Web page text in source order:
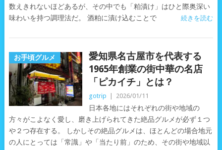
数えきれないほどあるが、その中でも「粕漬け」はひと際奥深い
味わいを持つ調理法だ。 酒粕に漬け込むことで
続きを読む
お手頃グルメ
愛知県名古屋市を代表する
1965年創業の街中華の名店
「ピカイチ」とは？
gotrip 2026/01/11
日本各地にはそれぞれの街や地域の
方々がこよなく愛し、磨き上げられてきた絶品グルメが必ず１つ
や２つ存在する。 しかしその絶品グルメは、ほとんどの場合地元
の人にとっては「常識」や「当たり前」のため、その街や地域以